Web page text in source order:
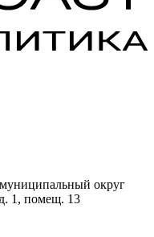
округ
1, помещ. 13